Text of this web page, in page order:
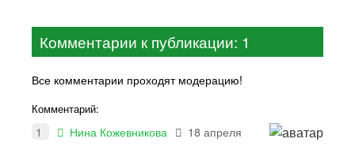
Комментарии к публикации: 1
Все комментарии проходят модерацию!
Комментарий:
1 Нина Кожевникова 18 апреля